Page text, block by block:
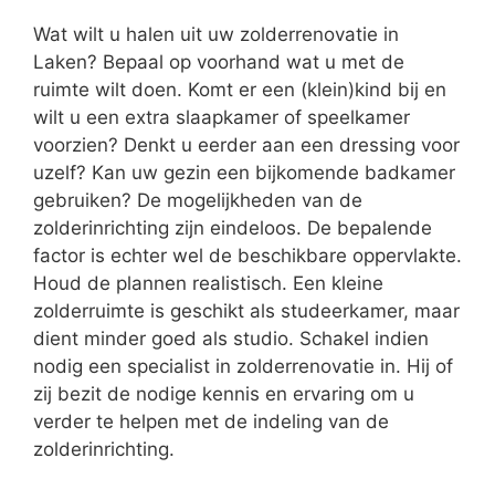
Wat wilt u halen uit uw zolderrenovatie in
Laken? Bepaal op voorhand wat u met de
ruimte wilt doen. Komt er een (klein)kind bij en
wilt u een extra slaapkamer of speelkamer
voorzien? Denkt u eerder aan een dressing voor
uzelf? Kan uw gezin een bijkomende badkamer
gebruiken? De mogelijkheden van de
zolderinrichting zijn eindeloos. De bepalende
factor is echter wel de beschikbare oppervlakte.
Houd de plannen realistisch. Een kleine
zolderruimte is geschikt als studeerkamer, maar
dient minder goed als studio. Schakel indien
nodig een specialist in zolderrenovatie in. Hij of
zij bezit de nodige kennis en ervaring om u
verder te helpen met de indeling van de
zolderinrichting.